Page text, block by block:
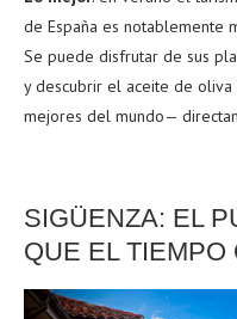
de España es notablemente
Se puede disfrutar de sus
y descubrir el aceite de
mejores del mundo—
SIGÜENZA: EL
QUE EL TIEMPO